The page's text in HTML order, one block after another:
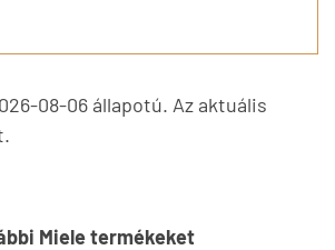
08-06 állapotú. Az aktuális
Miele termékeket